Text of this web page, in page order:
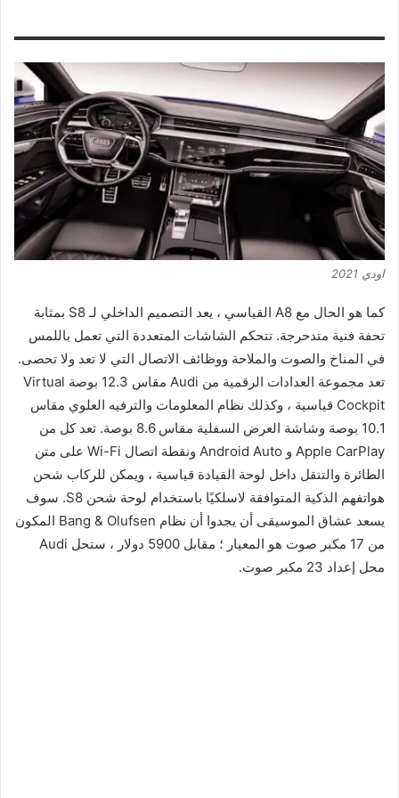
اودي 2021
كما هو الحال مع A8 القياسي ، يعد التصميم الداخلي لـ S8 بمثابة
تحفة فنية متدحرجة. تتحكم الشاشات المتعددة التي تعمل باللمس
في المناخ والصوت والملاحة ووظائف الاتصال التي لا تعد ولا تحصى.
تعد مجموعة العدادات الرقمية من Audi مقاس 12.3 بوصة Virtual
Cockpit قياسية ، وكذلك نظام المعلومات والترفيه العلوي مقاس
10.1 بوصة وشاشة العرض السفلية مقاس 8.6 بوصة. تعد كل من
Apple CarPlay و Android Auto ونقطة اتصال Wi-Fi على متن
الطائرة والتنقل داخل لوحة القيادة قياسية ، ويمكن للركاب شحن
هواتفهم الذكية المتوافقة لاسلكيًا باستخدام لوحة شحن S8. سوف
يسعد عشاق الموسيقى أن يجدوا أن نظام Bang & Olufsen المكون
من 17 مكبر صوت هو المعيار ؛ مقابل 5900 دولار ، ستحل Audi
محل إعداد 23 مكبر صوت.